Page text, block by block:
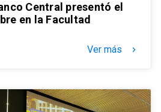
Central presentó el
en la Facultad
Ver más keyboard_arrow_right